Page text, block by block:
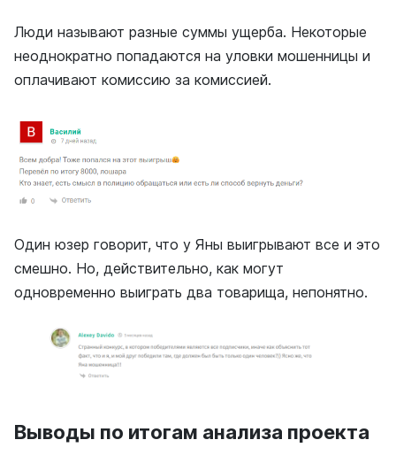
Люди называют разные суммы ущерба. Некоторые
неоднократно попадаются на уловки мошенницы и
оплачивают комиссию за комиссией.
Один юзер говорит, что у Яны выигрывают все и это
смешно. Но, действительно, как могут
одновременно выиграть два товарища, непонятно.
Выводы по итогам анализа проекта